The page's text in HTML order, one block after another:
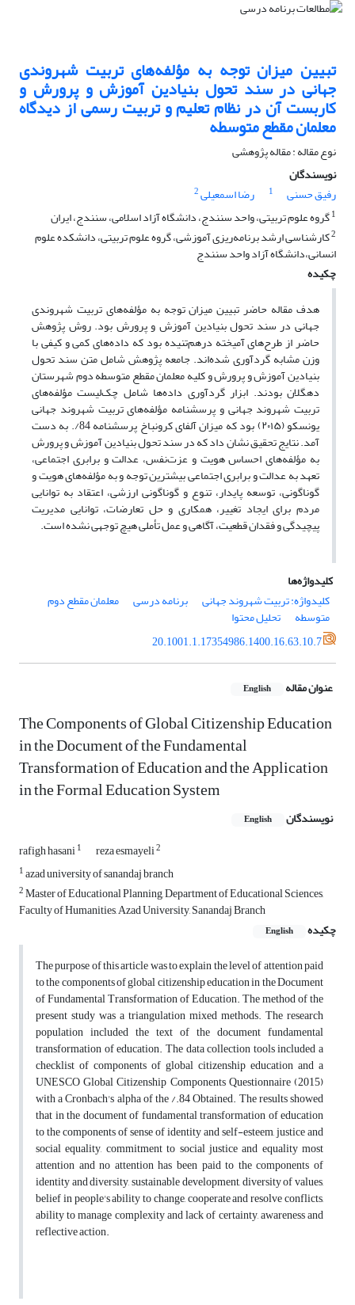
تبیین میزان توجه به مؤلفه‌های تربیت شهروندی
جهانی در سند تحول بنیادین آموزش ‌و پرورش و
کاربست آن در نظام تعلیم و تربیت رسمی از دیدگاه
معلمان مقطع متوسطه
نوع مقاله : مقاله پژوهشی
نویسندگان
رفیق حسنی
1 رضا اسمعیلی2
1گروه علوم تربیتی، واحد سنندج، دانشگاه آزاد اسلامی، سنندج، ایران
2کارشناسی ارشد برنامه‌ریزی آموزشی، گروه علوم تربیتی، دانشکده علوم
انسانی،دانشگاه آزاد واحد سنندج
چکیده
هدف مقاله حاضر تبیین میزان توجه به مؤلفه‌های تربیت شهروندی
جهانی در سند تحول بنیادین آموزش و پرورش بود. روش پژوهش
حاضر از طرح‌های آمیخته درهم‌تنیده بود که داده‌های کمی و کیفی با
وزن مشابه گردآوری ‌شده‌اند. جامعه پژوهش شامل متن سند تحول
بنیادین آموزش و پرورش و کلیه معلمان مقطع متوسطه دوم شهرستان
دهگلان بودند. ابزار گردآوری داده‌ها شامل چک‌لیست مؤلفه‌های
تربیت شهروند جهانی و پرسشنامه مؤلفه‌های تربیت شهروند جهانی
یونسکو (۲۰۱۵) بود که میزان آلفای کرونباخ پرسشنامه ‏84/. به دست
آمد. نتایج تحقیق نشان داد که در سند تحول بنیادین آموزش و پرورش
به مؤلفه‌های احساس هویت و عزت‌نفس، عدالت و برابری اجتماعی،
تعهد به عدالت و برابری اجتماعی بیشترین توجه و به مؤلفه‌های هویت و
گوناگونی، توسعه پایدار، تنوع و گوناگونی ارزشی، اعتقاد به توانایی
مردم برای ایجاد تغییر، همکاری و حل تعارضات، توانایی مدیریت
پیچیدگی و فقدان قطعیت، آگاهی و عمل تأملی هیچ توجهی نشده است.
کلیدواژه‌ها
کلیدواژه: تربیت شهروند جهانی
برنامه درسی معلمان مقطع دوم
متوسطه
تحلیل محتوا
20.1001.1.17354986.1400.16.63.10.7
عنوان مقاله English
The Components of Global Citizenship Education
in the Document of the Fundamental
Transformation of Education and the Application
in the Formal Education System
نویسندگان English
rafigh hasani1 reza esmayeli2
1azad university of sanandaj branch
2Master of Educational Planning, Department of Educational Sciences,
Faculty of Humanities, Azad University, Sanandaj Branch
چکیده
English
The purpose of this article was to explain the level of attention paid
to the components of global citizenship education in the Document
of Fundamental Transformation of Education. The method of the
present study was a triangulation mixed methods. The research
population included the text of the document fundamental
transformation of education. The data collection tools included a
checklist of components of global citizenship education and a
UNESCO Global Citizenship Components Questionnaire (2015)
with a Cronbach's alpha of the /.84 Obtained. The results showed
that in the document of fundamental transformation of education
to the components of sense of identity and self-esteem, justice and
social equality, commitment to social justice and equality most
attention and no attention has been paid to the components of
identity and diversity, sustainable development, diversity of values,
belief in people's ability to change, cooperate and resolve conflicts,
ability to manage complexity and lack of certainty, awareness and
reflective action.